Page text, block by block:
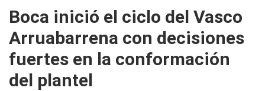
Boca inició el ciclo del Vasco
Arruabarrena con decisiones
fuertes en la conformación
del plantel